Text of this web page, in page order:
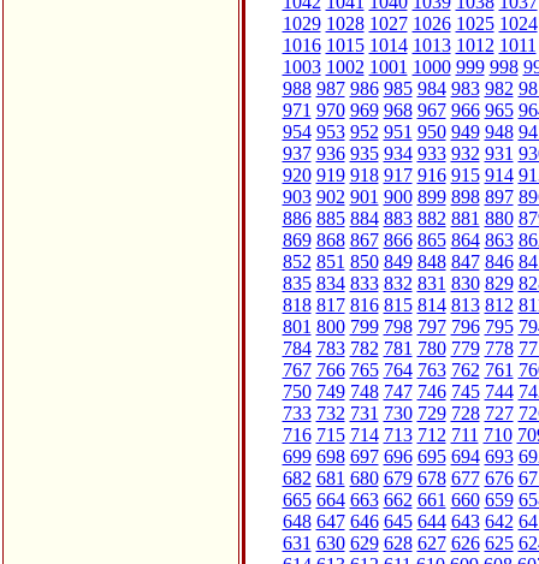
1029 1028 1027 1026 1025 1024
1016 1015 1014 1013 1012 1011
1003 1002 1001 1000 999 998
988 987 986 985 984 983 982
971 970 969 968 967 966 965
954 953 952 951 950 949 948
937 936 935 934 933 932 931
920 919 918 917 916 915 914
903 902 901 900 899 898 897
886 885 884 883 882 881 880
869 868 867 866 865 864 863
852 851 850 849 848 847 846
835 834 833 832 831 830 829
818 817 816 815 814 813 812
801 800 799 798 797 796 795
784 783 782 781 780 779 778
767 766 765 764 763 762 761
750 749 748 747 746 745 744
733 732 731 730 729 728 727
716 715 714 713 712 711 710
699 698 697 696 695 694 693
682 681 680 679 678 677 676
665 664 663 662 661 660 659
648 647 646 645 644 643 642
631 630 629 628 627 626 625